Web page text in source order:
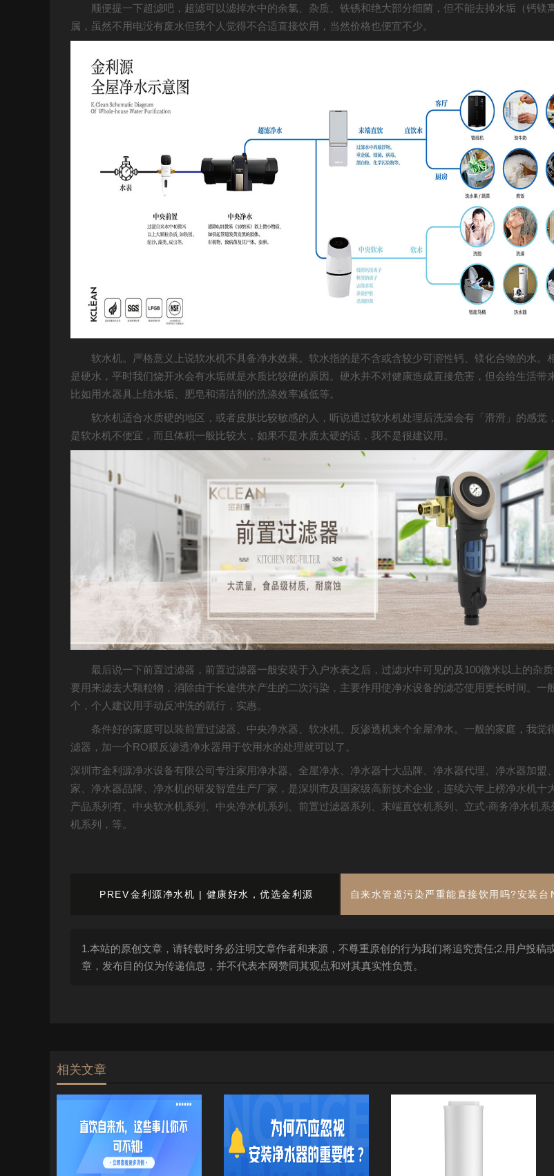
顺便提一下超滤吧，超滤可以滤掉水中的余氯、杂质、铁锈和绝大部分细菌，但不能去掉水垢（钙镁
属，虽然不用电没有废水但我个人觉得不合适直接饮用，当然价格也便宜不少。
软水机。严格意义上说软水机不具备净水效果。软水指的是不含或含较少可溶性钙、镁化合物的水。
是硬水，平时我们烧开水会有水垢就是水质比较硬的原因。硬水并不对健康造成直接危害，但会给生活带
比如用水器具上结水垢、肥皂和清洁剂的洗涤效率减低等。
软水机适合水质硬的地区，或者皮肤比较敏感的人，听说通过软水机处理后洗澡会有「滑滑」的感觉
是软水机不便宜，而且体积一般比较大，如果不是水质太硬的话，我不是很建议用。
最后说一下前置过滤器，前置过滤器一般安装于入户水表之后，过滤水中可见的及100微米以上的杂
要用来滤去大颗粒物，消除由于长途供水产生的二次污染，主要作用使净水设备的滤芯使用更长时间。一
个，个人建议用手动反冲洗的就行，实惠。
条件好的家庭可以装前置过滤器、中央净水器、软水机、反渗透机来个全屋净水。一般的家庭，我觉
滤器，加一个RO膜反渗透净水器用于饮用水的处理就可以了。
深圳市金利源净水设备有限公司专注家用净水器、全屋净水、净水器十大品牌、净水器代理、净水器加盟
家、净水器品牌、净水机的研发智造生产厂家，是深圳市及国家级高新技术企业，连续六年上榜净水机十
产品系列有、中央软水机系列、中央净水机系列、前置过滤器系列、末端直饮机系列、立式-商务净水机系
机系列，等。
PREV金利源净水机 | 健康好水，优选金利源 自来水管道污染严重能直接饮用吗?安装台
1.本站的原创文章，请转载时务必注明文章作者和来源，不尊重原创的行为我们将追究责任;2.用户投稿
章，发布目的仅为传递信息，并不代表本网赞同其观点和对其真实性负责。
相关文章